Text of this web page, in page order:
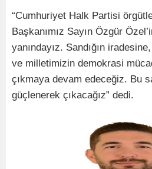
“Cumhuriyet Halk Partisi
Başkanımız Sayın Özgür
yanındayız. Sandığın
ve milletimizin demokrasi
çıkmaya devam edeceğiz. Bu
güçlenerek çıkacağız” dedi.